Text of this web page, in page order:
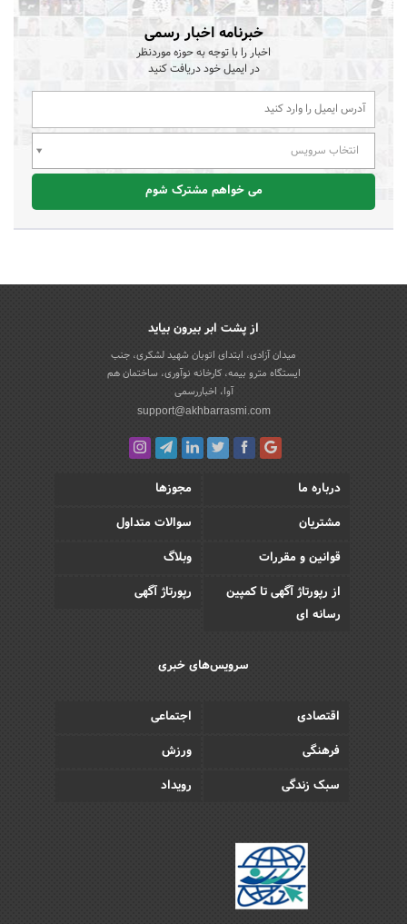
خبرنامه اخبار رسمی
اخبار را با توجه به حوزه موردنظر
در ایمیل خود دریافت کنید
انتخاب سرویس
می خواهم مشترک شوم
از پشت ابر بیرون بیاید
میدان آزادی، ابتدای اتوبان شهید لشکری، جنب
ایستگاه مترو بیمه، کارخانه نوآوری، ساختمان هم
آوا، اخباررسمی
support@akhbarrasmi.com
درباره ما
مجوزها
مشتریان
سوالات متداول
قوانین و مقررات
وبلاگ
از رپورتاژ آگهی تا کمپین
رسانه ای
رپورتاژ آگهی
سرویس‌های خبری
اقتصادی
اجتماعی
فرهنگی
ورزش
سبک زندگی
رویداد